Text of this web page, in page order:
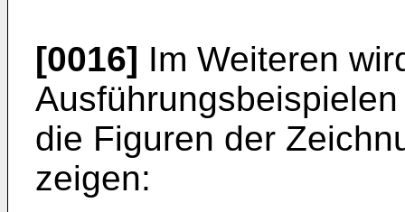
[0016] Im Weiteren
die Figuren der
zeigen: